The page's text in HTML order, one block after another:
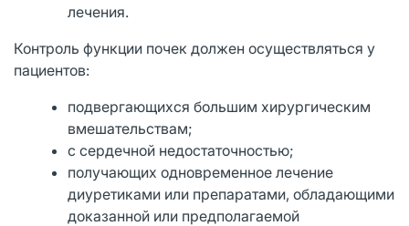
лечения.
Контроль функции почек должен осуществляться у
пациентов:
подвергающихся большим хирургическим
вмешательствам;
с сердечной недостаточностью;
получающих одновременное лечение
диуретиками или препаратами, обладающими
доказанной или предполагаемой